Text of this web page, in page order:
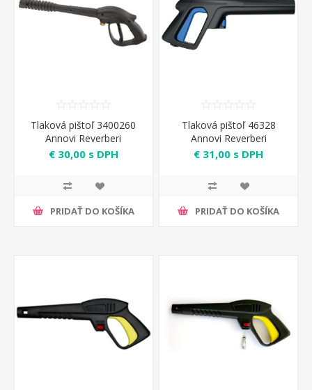
Tlaková pištoľ 3400260
Annovi Reverberi
€ 30,00 s DPH
PRIDAŤ DO KOŠÍKA
Tlaková pištoľ 46328
Annovi Reverberi
€ 31,00 s DPH
PRIDAŤ DO KOŠÍKA